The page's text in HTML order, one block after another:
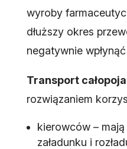
wyroby
dłuższy okres
negatywnie
Transport
rozwiązaniem
kierowców –
załadunku i